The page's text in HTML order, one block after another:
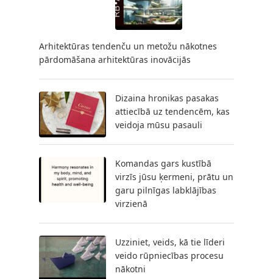
Arhitektūras tendenču un metožu nākotnes
pārdomāšana arhitektūras inovācijās
Dizaina hronikas pasakas
attiecībā uz tendencēm, kas
veidoja mūsu pasauli
Komandas gars kustībā
virzīs jūsu ķermeni, prātu un
garu pilnīgas labklājības
virzienā
Uzziniet, veids, kā tie līderi
veido rūpniecības procesu
nākotni